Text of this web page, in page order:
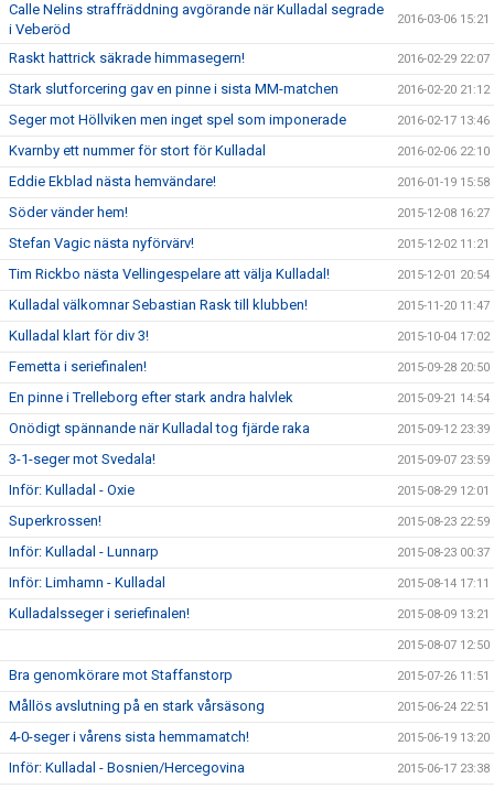
Calle Nelins straffräddning avgörande när Kulladal segrade
i Veberöd
2016-03-06 15:21
Raskt hattrick säkrade himmasegern! 2016-02-29 22:07
Stark slutforcering gav en pinne i sista MM-matchen 2016-02-20 21:12
Seger mot Höllviken men inget spel som imponerade 2016-02-17 13:46
Kvarnby ett nummer för stort för Kulladal 2016-02-06 22:10
Eddie Ekblad nästa hemvändare! 2016-01-19 15:58
Söder vänder hem! 2015-12-08 16:27
Stefan Vagic nästa nyförvärv! 2015-12-02 11:21
Tim Rickbo nästa Vellingespelare att välja Kulladal! 2015-12-01 20:54
Kulladal välkomnar Sebastian Rask till klubben! 2015-11-20 11:47
Kulladal klart för div 3! 2015-10-04 17:02
Femetta i seriefinalen! 2015-09-28 20:50
En pinne i Trelleborg efter stark andra halvlek 2015-09-21 14:54
Onödigt spännande när Kulladal tog fjärde raka 2015-09-12 23:39
3-1-seger mot Svedala! 2015-09-07 23:59
Inför: Kulladal - Oxie 2015-08-29 12:01
Superkrossen! 2015-08-23 22:59
Inför: Kulladal - Lunnarp 2015-08-23 00:37
Inför: Limhamn - Kulladal 2015-08-14 17:11
Kulladalsseger i seriefinalen! 2015-08-09 13:21
2015-08-07 12:50
Bra genomkörare mot Staffanstorp 2015-07-26 11:51
Mållös avslutning på en stark vårsäsong 2015-06-24 22:51
4-0-seger i vårens sista hemmamatch! 2015-06-19 13:20
Inför: Kulladal - Bosnien/Hercegovina 2015-06-17 23:38